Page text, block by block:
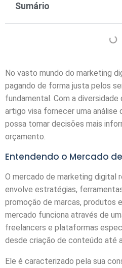
Sumário
No vasto mundo do marketing
pagando de forma justa pelos
fundamental. Com a
artigo visa fornecer uma análise
possa tomar decisões mais
orçamento.
Entendendo o Mercado
O mercado de marketing digital
envolve estratégias,
promoção de marcas, produtos
mercado funciona através de
freelancers e plataformas
desde criação de conteúdo até
Ele é caracterizado pela sua